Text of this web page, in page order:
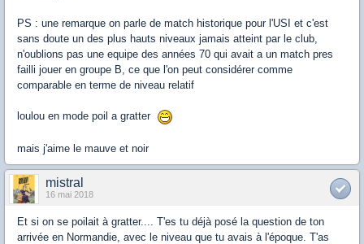
PS : une remarque on parle de match historique pour l'USI et c'est
sans doute un des plus hauts niveaux jamais atteint par le club,
n'oublions pas une equipe des années 70 qui avait a un match pres
failli jouer en groupe B, ce que l'on peut considérer comme
comparable en terme de niveau relatif
loulou en mode poil a gratter
mais j'aime le mauve et noir
mistral
16 mai 2018
Et si on se poilait à gratter.... T'es tu déjà posé la question de ton
arrivée en Normandie, avec le niveau que tu avais à l'époque. T'as